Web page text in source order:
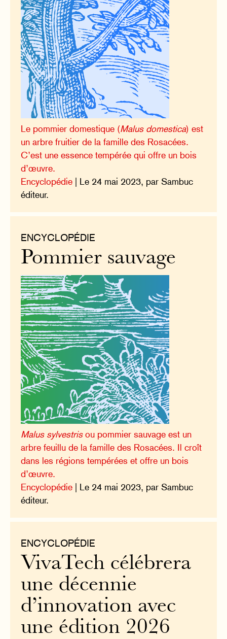
Le pommier domestique (Malus domestica) est
un arbre fruitier de la famille des Rosacées.
C’est une essence tempérée qui offre un bois
d’œuvre.
Encyclopédie | Le 24 mai 2023, par Sambuc
éditeur.
ENCYCLOPÉDIE
Pommier sauvage
Malus sylvestrisou pommier sauvage est un
arbre feuillu de la famille des Rosacées. Il croît
dans les régions tempérées et offre un bois
d’œuvre.
Encyclopédie | Le 24 mai 2023, par Sambuc
éditeur.
ENCYCLOPÉDIE
VivaTech célébrera
une décennie
d’innovation avec
une édition 2026